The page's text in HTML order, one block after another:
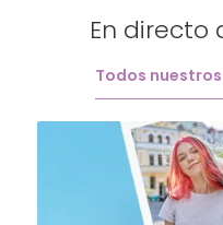
En directo
Todos